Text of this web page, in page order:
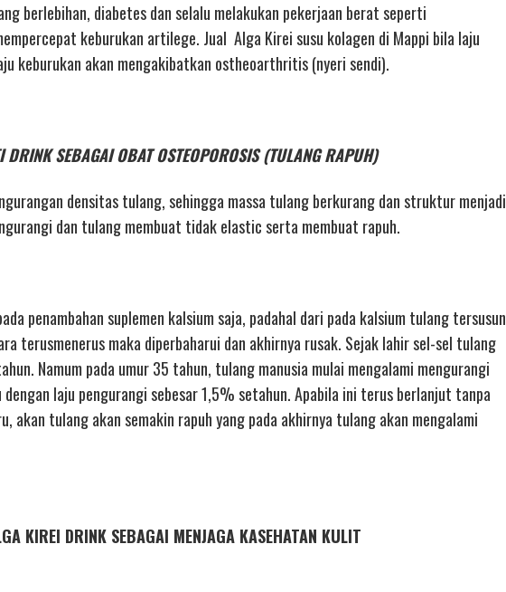
berlebihan, diabetes dan selalu melakukan pekerjaan berat seperti
keburukan artilege. Jual Alga Kirei susu kolagen di Mappi bila laju
keburukan akan mengakibatkan ostheoarthritis (nyeri sendi).
SEBAGAI OBAT OSTEOPOROSIS (TULANG RAPUH)
densitas tulang, sehingga massa tulang berkurang dan struktur menjadi
dan tulang membuat tidak elastic serta membuat rapuh.
penambahan suplemen kalsium saja, padahal dari pada kalsium tulang tersusun
terusmenerus maka diperbaharui dan akhirnya rusak. Sejak lahir sel-sel tulang
Namum pada umur 35 tahun, tulang manusia mulai mengalami mengurangi
laju pengurangi sebesar 1,5% setahun. Apabila ini terus berlanjut tanpa
akan tulang akan semakin rapuh yang pada akhirnya tulang akan mengalami
DRINK SEBAGAI MENJAGA KASEHATAN KULIT